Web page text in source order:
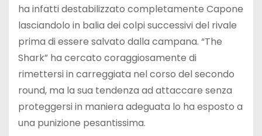
ha infatti destabilizzato completamente Capone
lasciandolo in balia dei colpi successivi del rivale
prima di essere salvato dalla campana. “The
Shark” ha cercato coraggiosamente di
rimettersi in carreggiata nel corso del secondo
round, ma la sua tendenza ad attaccare senza
proteggersi in maniera adeguata lo ha esposto a
una punizione pesantissima.